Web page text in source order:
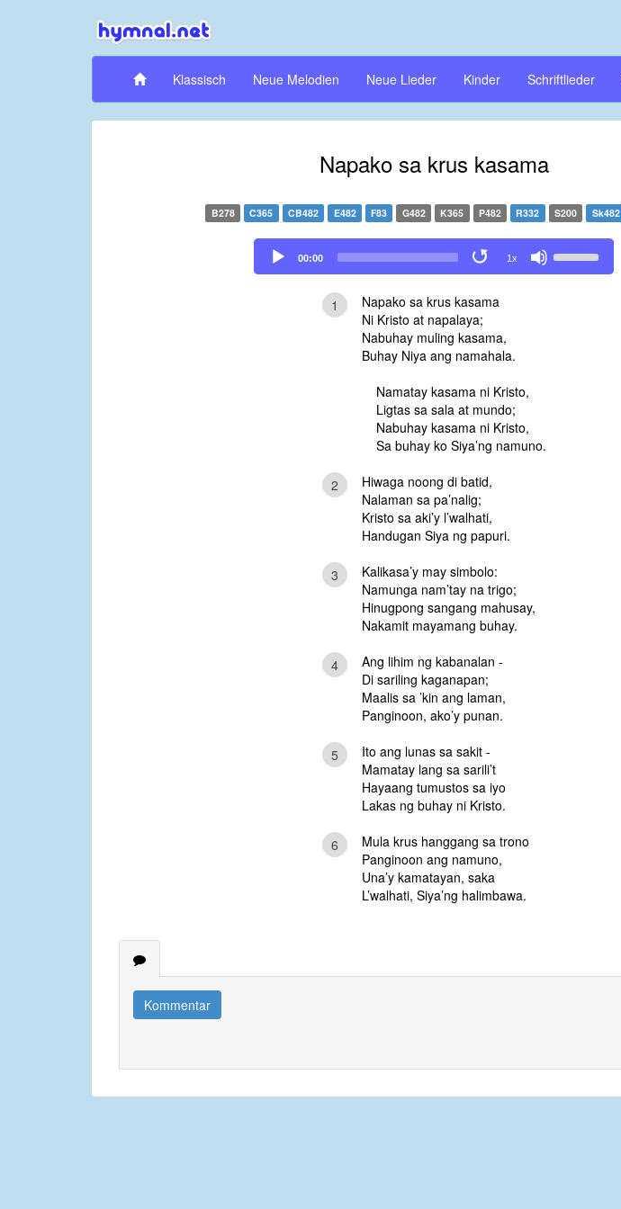
Klassisch Neue Melodien Neue Lieder Kinder Schriftlieder
Napako sa krus kasama
B278 C365 CB482 E482 F83 G482 K365 P482 R332 S200 Sk482
Audio
Player
00:00 1x
Up/Down
1
Napako sa krus kasama
Ni Kristo at napalaya;
Nabuhay muling kasama,
Buhay Niya ang namahala.
Namatay kasama ni Kristo,
Ligtas sa sala at mundo;
Nabuhay kasama ni Kristo,
Sa buhay ko Siya’ng namuno.
2
Hiwaga noong di batid,
Nalaman sa pa’nalig;
Kristo sa aki’y l’walhati,
Handugan Siya ng papuri.
3
Kalikasa’y may simbolo:
Namunga nam’tay na trigo;
Hinugpong sangang mahusay,
Nakamit mayamang buhay.
4
Ang lihim ng kabanalan -
Di sariling kaganapan;
Maalis sa ’kin ang laman,
Panginoon, ako’y punan.
5
Ito ang lunas sa sakit -
Mamatay lang sa sarili’t
Hayaang tumustos sa iyo
Lakas ng buhay ni Kristo.
6
Mula krus hanggang sa trono
Panginoon ang namuno,
Una’y kamatayan, saka
L’walhati, Siya’ng halimbawa.
Kommentar